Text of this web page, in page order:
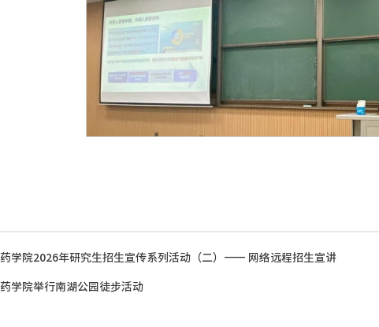
药学院2026年研究生招生宣传系列活动（二）—— 网络远程招生宣讲
药学院举行南湖公园徒步活动